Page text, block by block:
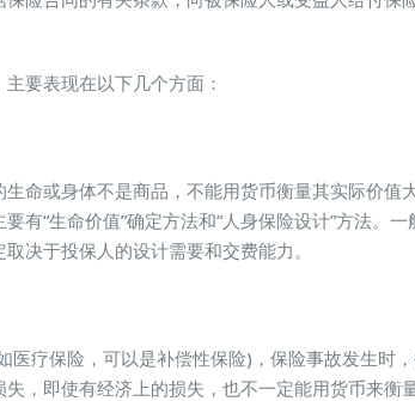
要表现在以下几个方面：
或身体不是商品，不能用货币衡量其实际价值
有“生命价值”确定方法和“人身保险设计”方法。一
决于投保人的设计需要和交费能力。
疗保险，可以是补偿性保险)，保险事故发生时
，即使有经济上的损失，也不一定能用货币来衡